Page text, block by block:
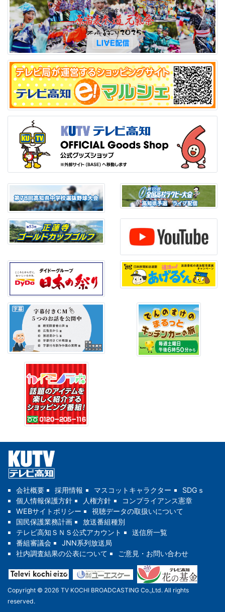
会社概要 採用情報 マスコットキャラクター
SDGｓ
個人情報保護方針
人権方針
コンプライアンス憲章
WEBサイトポリシー
視聴データの取扱いについて
国民保護業務計画
放送番組種別
テレビ高知ＳＮＳ公式アカウント
送信所一覧
番組審議会
JNN系列放送局
社内調査結果の公表について
ご意見・お問い合わせ
Copyright © 2026 TV KOCHI BROADCASTING Co.,Ltd. All rights
reserved.